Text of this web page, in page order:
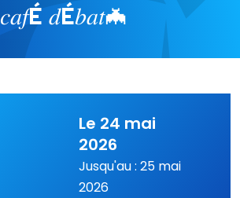
𝑐𝑎𝑓É 𝑑É𝑏𝑎𝑡🦇
Le 24 mai
2026
Jusqu'au : 25 mai
2026